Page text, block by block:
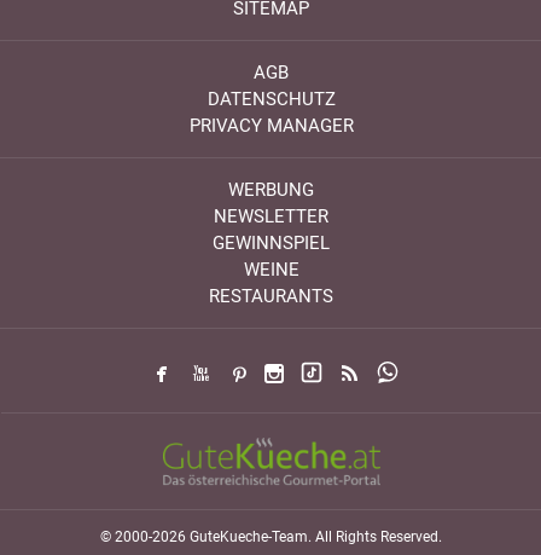
SITEMAP
AGB
DATENSCHUTZ
PRIVACY MANAGER
WERBUNG
NEWSLETTER
GEWINNSPIEL
WEINE
RESTAURANTS
© 2000-2026 GuteKueche-Team. All Rights Reserved.